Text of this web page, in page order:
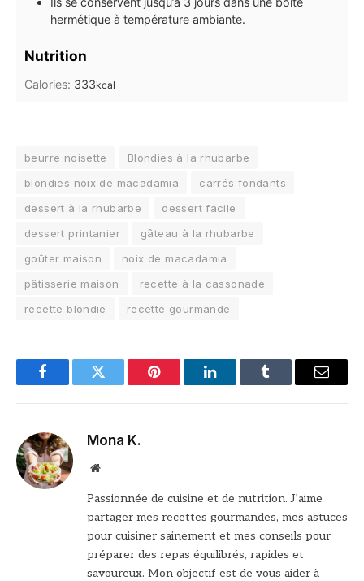
hermétique à température ambiante.
Nutrition
Calories: 333kcal
beurre noisette
Blondies à la rhubarbe
blondies noix de macadamia
carrés fondants
dessert à la rhubarbe
dessert facile
dessert printanier
gâteau à la rhubarbe
goûter maison
noix de macadamia
pâtisserie maison
recette à la cassonade
recette blondie
recette gourmande
FacebookTwitter Pinterest LinkedInTumblr Email
Mona K.
Site
Passionnée de cuisine et de nutrition. J’aime
partager mes recettes gourmandes, mes astuces
pour cuisiner sainement et mes conseils pour
préparer des repas équilibrés, rapides et
savoureux. Mon objectif est de vous aider à